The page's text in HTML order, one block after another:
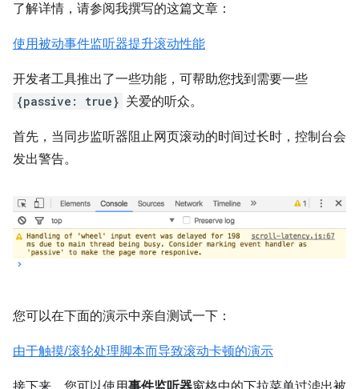
了解详情，请参阅我撰写的这篇文章：
使用被动事件监听器提升滚动性能
开发者工具推出了一些功能，可帮助您找到需要一些
{passive: true} 关爱的听众。
首先，当同步监听器阻止网页滚动的时间过长时，控制台会
发出警告。
您可以在下面的演示中亲自测试一下：
由于触摸/滚轮处理脚本而导致滚动卡顿的演示